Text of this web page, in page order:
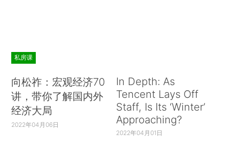
私房课
向松祚：宏观经济70
讲，带你了解国内外
经济大局
2022年04月06日
In Depth: As
Tencent Lays Off
Staff, Is Its ‘Winter’
Approaching?
2022年04月01日